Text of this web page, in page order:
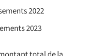
2022
2023